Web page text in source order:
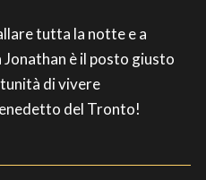
tutta la notte e a
è il posto giusto
di vivere
del Tronto!